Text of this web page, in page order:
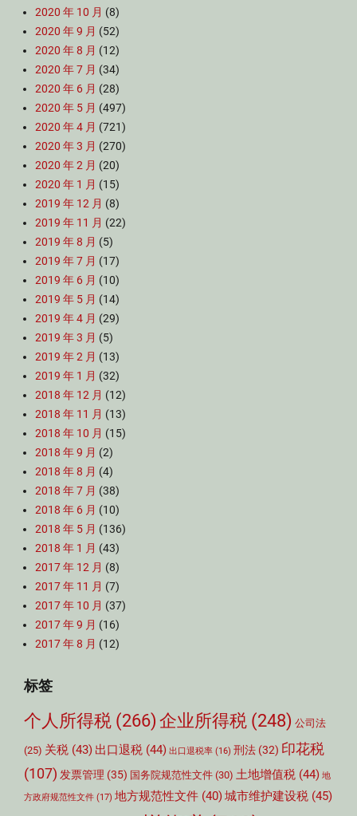
2020 年 10 月 (8)
2020 年 9 月 (52)
2020 年 8 月 (12)
2020 年 7 月 (34)
2020 年 6 月 (28)
2020 年 5 月 (497)
2020 年 4 月 (721)
2020 年 3 月 (270)
2020 年 2 月 (20)
2020 年 1 月 (15)
2019 年 12 月 (8)
2019 年 11 月 (22)
2019 年 8 月 (5)
2019 年 7 月 (17)
2019 年 6 月 (10)
2019 年 5 月 (14)
2019 年 4 月 (29)
2019 年 3 月 (5)
2019 年 2 月 (13)
2019 年 1 月 (32)
2018 年 12 月 (12)
2018 年 11 月 (13)
2018 年 10 月 (15)
2018 年 9 月 (2)
2018 年 8 月 (4)
2018 年 7 月 (38)
2018 年 6 月 (10)
2018 年 5 月 (136)
2018 年 1 月 (43)
2017 年 12 月 (8)
2017 年 11 月 (7)
2017 年 10 月 (37)
2017 年 9 月 (16)
2017 年 8 月 (12)
标签
个人所得税 (266) 企业所得税 (248) 公司法
(25) 关税 (43) 出口退税 (44) 出口退税率 (16) 刑法 (32) 印花税
(107) 发票管理 (35) 国务院规范性文件 (30) 土地增值税 (44) 地
方政府规范性文件 (17) 地方规范性文件 (40)城市维护建设税 (45)